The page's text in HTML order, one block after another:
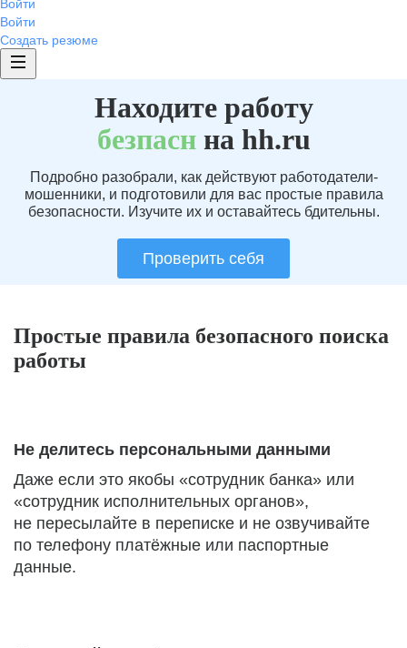
Войти
Создать резюме
Находите работу
безпаснна hh.ru
Подробно разобрали, как действуют работодатели-
мошенники, и подготовили для вас простые правила
безопасности. Изучите их и оставайтесь бдительны.
Проверить себя
Простые правила безопасного поиска
работы
Не делитесь персональными данными
Даже если это якобы «сотрудник банка» или
«сотрудник исполнительных органов»,
не пересылайте в переписке и не озвучивайте
по телефону платёжные или паспортные
данные.